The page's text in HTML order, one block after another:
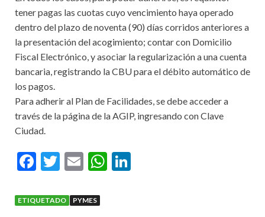
tener pagas las cuotas cuyo vencimiento haya operado
dentro del plazo de noventa (90) días corridos anteriores a
la presentación del acogimiento; contar con Domicilio
Fiscal Electrónico, y asociar la regularización a una cuenta
bancaria, registrando la CBU para el débito automático de
los pagos.
Para adherir al Plan de Facilidades, se debe acceder a
través de la página de la AGIP, ingresando con Clave
Ciudad.
F
e
T
itt
E
ai
W
ETIQUETADO PYMES